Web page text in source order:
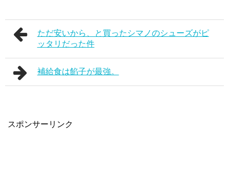
ただ安いから、と買ったシマノのシューズがピ
ッタリだった件
補給食は餡子が最強。
スポンサーリンク